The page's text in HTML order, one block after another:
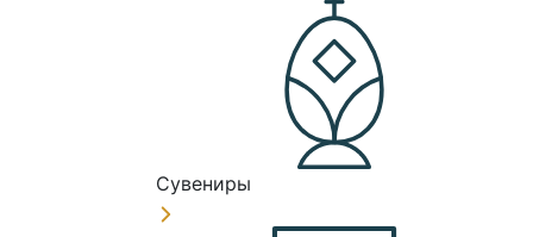
Сувениры